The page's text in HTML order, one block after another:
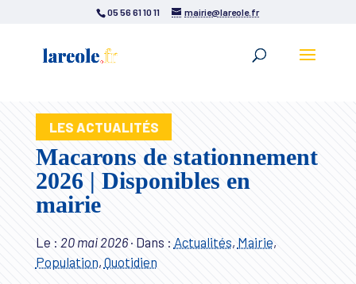
05 56 61 10 11 mairie@lareole.fr
LES ACTUALITÉS
Macarons de stationnement
2026 | Disponibles en
mairie
Le : 20 mai 2026· Dans : Actualités, Mairie,
Population, Quotidien